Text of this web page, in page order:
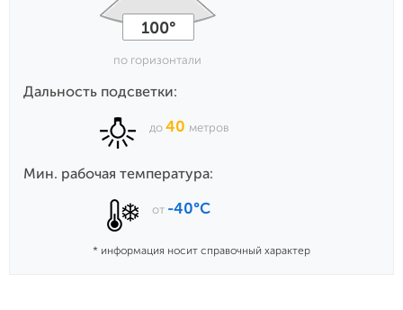
100°
по горизонтали
Дальность подсветки:
до 40 метров
Мин. рабочая температура:
от -40°С
* информация носит справочный характер